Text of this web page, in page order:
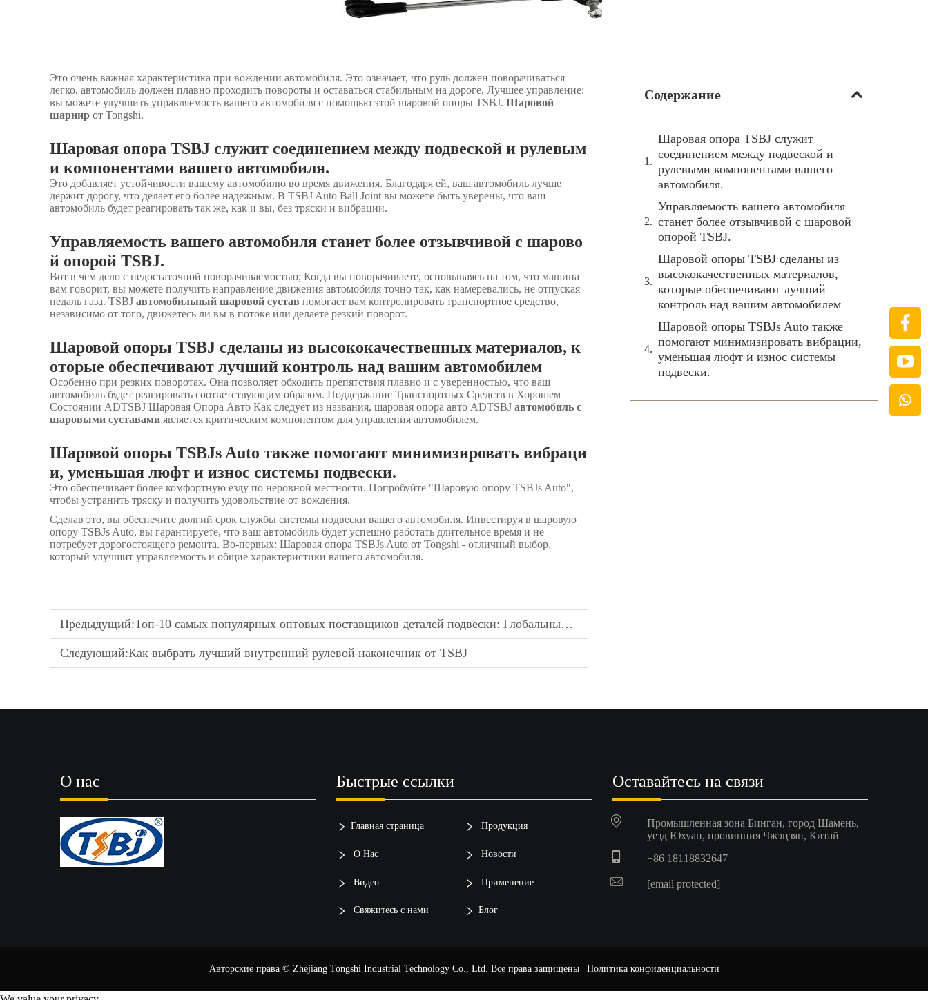
Это очень важная характеристика при вождении автомобиля. Это означает, что руль должен поворачиваться
легко, автомобиль должен плавно проходить повороты и оставаться стабильным на дороге. Лучшее управление:
вы можете улучшить управляемость вашего автомобиля с помощью этой шаровой опоры TSBJ. Шаровой
шарнир от Tongshi.
Шаровая опора TSBJ служит соединением между подвеской и рулевым
и компонентами вашего автомобиля.
Это добавляет устойчивости вашему автомобилю во время движения. Благодаря ей, ваш автомобиль лучше
держит дорогу, что делает его более надежным. В TSBJ Auto Ball Joint вы можете быть уверены, что ваш
автомобиль будет реагировать так же, как и вы, без тряски и вибрации.
Управляемость вашего автомобиля станет более отзывчивой с шарово
й опорой TSBJ.
Вот в чем дело с недостаточной поворачиваемостью; Когда вы поворачиваете, основываясь на том, что машина
вам говорит, вы можете получить направление движения автомобиля точно так, как намеревались, не отпуская
педаль газа. TSBJ автомобильный шаровой сустав помогает вам контролировать транспортное средство,
независимо от того, движетесь ли вы в потоке или делаете резкий поворот.
Шаровой опоры TSBJ сделаны из высококачественных материалов, к
оторые обеспечивают лучший контроль над вашим автомобилем
Особенно при резких поворотах. Она позволяет обходить препятствия плавно и с уверенностью, что ваш
автомобиль будет реагировать соответствующим образом. Поддержание Транспортных Средств в Хорошем
Состоянии ADTSBJ Шаровая Опора Авто Как следует из названия, шаровая опора авто ADTSBJ автомобиль с
шаровыми суставами является критическим компонентом для управления автомобилем.
Шаровой опоры TSBJs Auto также помогают минимизировать вибраци
и, уменьшая люфт и износ системы подвески.
Это обеспечивает более комфортную езду по неровной местности. Попробуйте "Шаровую опору TSBJs Auto",
чтобы устранить тряску и получить удовольствие от вождения.
Сделав это, вы обеспечите долгий срок службы системы подвески вашего автомобиля. Инвестируя в шаровую
опору TSBJs Auto, вы гарантируете, что ваш автомобиль будет успешно работать длительное время и не
потребует дорогостоящего ремонта. Во-первых: Шаровая опора TSBJs Auto от Tongshi - отличный выбор,
который улучшит управляемость и общие характеристики вашего автомобиля.
Предыдущий:Топ-10 самых популярных оптовых поставщиков деталей подвески: Глобальный рейтинг
Следующий:Как выбрать лучший внутренний рулевой наконечник от TSBJ
Содержание
Шаровая опора TSBJ служит
соединением между подвеской и
рулевыми компонентами вашего
автомобиля.
Управляемость вашего автомобиля
станет более отзывчивой с шаровой
опорой TSBJ.
Шаровой опоры TSBJ сделаны из
высококачественных материалов,
которые обеспечивают лучший
контроль над вашим автомобилем
Шаровой опоры TSBJs Auto также
помогают минимизировать вибрации,
уменьшая люфт и износ системы
подвески.
О нас Быстрые ссылки
Главная страница Продукция
О Нас Новости
Видео Применение
Свяжитесь с нами Блог
Оставайтесь на связи
Промышленная зона Бинган, город Шамень,
уезд Юхуан, провинция Чжэцзян, Китай
+86 18118832647
[email protected]
Авторские права © Zhejiang Tongshi Industrial Technology Co., Ltd. Все права защищены | Политика конфиденциальности